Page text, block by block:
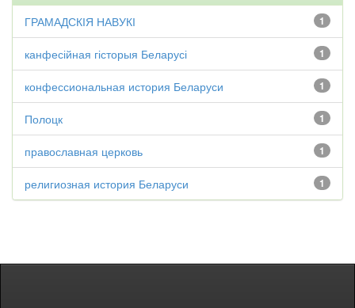
1
ГРАМАДСКІЯ НАВУКІ
1
канфесійная гісторыя Беларусі
1
конфессиональная история Беларуси
1
Полоцк
1
православная церковь
1
религиозная история Беларуси